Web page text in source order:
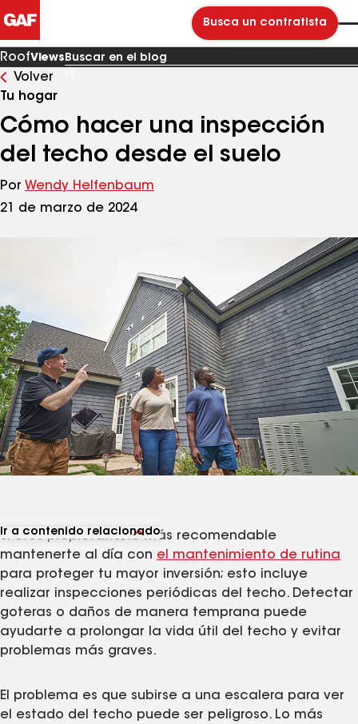
Busca un contratista
RoofViews
blog
Volver
Tu hogar
Cómo hacer una inspección
del techo desde el suelo
Por Wendy Helfenbaum
21 de marzo de 2024
Ir a contenido relacionado
Ver artículos relacionados
SI eres propietario, lo más recomendable
mantenerte al día con el mantenimiento de rutina
para proteger tu mayor inversión; esto incluye
realizar inspecciones periódicas del techo. Detectar
goteras o daños de manera temprana puede
ayudarte a prolongar la vida útil del techo y evitar
problemas más graves.
El problema es que subirse a una escalera para ver
el estado del techo puede ser peligroso. Lo más